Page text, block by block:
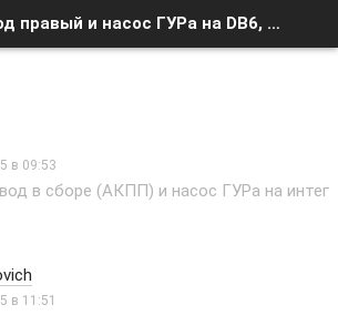
Куплю привод правый и насос ГУРа на DB6, DC1 - Список форумов
в 09:53
в сборе (АКПП) и насос ГУРа на интег
в 11:51